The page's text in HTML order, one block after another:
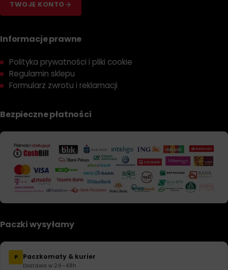
TWOJE KONTO
Informacje prawne
Polityka prywatności i pliki cookie
Regulamin sklepu
Formularz zwrotu i reklamacji
Bezpieczne płatności
Paczki wysyłamy
P Paczkomaty & kurier
Dostawa w 24–48h